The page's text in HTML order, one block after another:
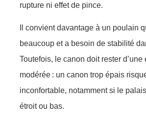
rupture ni effet de pince.
Il convient davantage à un poulain
beaucoup et a besoin de stabilité
Toutefois, le canon doit rester d’une
modérée : un canon trop épais
inconfortable, notamment si le
étroit ou bas.